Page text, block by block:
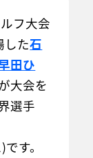
フ大会
した石
田ひ
大会を
選手
す。